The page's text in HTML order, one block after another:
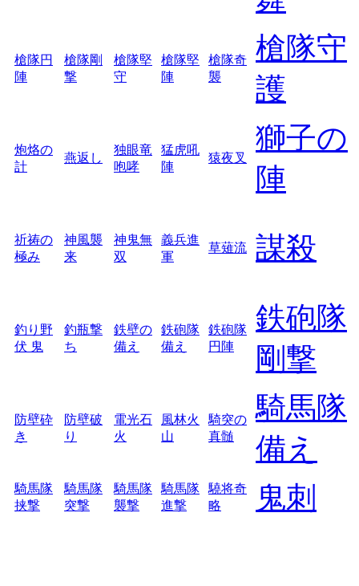
槍隊円
陣
槍隊剛
撃
槍隊堅
守
槍隊堅
陣
槍隊奇
襲
槍隊守
護
炮烙の
計
燕返し
独眼竜
咆哮
猛虎吼
陣
猿夜叉
獅子の
陣
祈祷の
極み
神風襲
来
神鬼無
双
義兵進
軍
草薙流 謀殺
釣り野
伏 鬼
釣瓶撃
ち
鉄壁の
備え
鉄砲隊
備え
鉄砲隊
円陣
鉄砲隊
剛撃
防壁砕
き
防壁破
り
電光石
火
風林火
山
騎突の
真髄
騎馬隊
備え
騎馬隊
挟撃
騎馬隊
突撃
騎馬隊
襲撃
騎馬隊
進撃
驍将奇
略
鬼刺